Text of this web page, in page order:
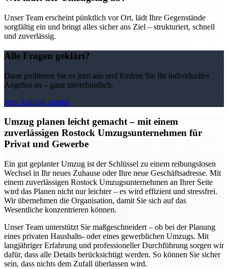
Unser Team erscheint pünktlich vor Ort, lädt Ihre Gegenstände
sorgfältig ein und bringt alles sicher ans Ziel – strukturiert, schnell
und zuverlässig.
Alle Fragen geklärt?
Dann probieren Sie es jetzt aus und fordern Sie Ihr individuelles
Angebot an – ganz unverbindlich.
Jetzt Anfrage starten
Umzug planen leicht gemacht – mit einem
zuverlässigen Rostock Umzugsunternehmen für
Privat und Gewerbe
Ein gut geplanter Umzug ist der Schlüssel zu einem reibungslosen
Wechsel in Ihr neues Zuhause oder Ihre neue Geschäftsadresse. Mit
einem zuverlässigen Rostock Umzugsunternehmen an Ihrer Seite
wird das Planen nicht nur leichter – es wird effizient und stressfrei.
Wir übernehmen die Organisation, damit Sie sich auf das
Wesentliche konzentrieren können.
Unser Team unterstützt Sie maßgeschneidert – ob bei der Planung
eines privaten Haushalts- oder eines gewerblichen Umzugs. Mit
langjähriger Erfahrung und professioneller Durchführung sorgen wir
dafür, dass alle Details berücksichtigt werden. So können Sie sicher
sein, dass nichts dem Zufall überlassen wird.